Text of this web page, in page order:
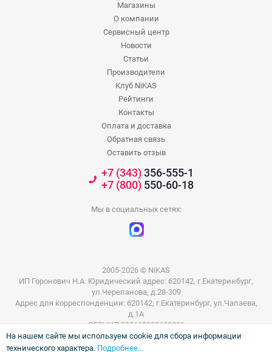
Магазины
О компании
Сервисный центр
Новости
Статьи
Производители
Клуб NiKAS
Рейтинги
Контакты
Оплата и доставка
Обратная связь
Оставить отзыв
+7 (343)356-555-1
+7 (800)550-60-18
Мы в социальных сетях:
2005-2026 © NiKAS
ИП Горонович Н.А. Юридический адрес: 620142, г.Екатеринбург,
ул.Черепанова, д.28-309
Адрес для корреспонденции: 620142, г.Екатеринбург, ул.Чапаева,
д.1А
ОГРНИП 305665832600031
ИНН 665801802803
На нашем сайте мы используем cookie для сбора информации
технического характера. Подробнее...